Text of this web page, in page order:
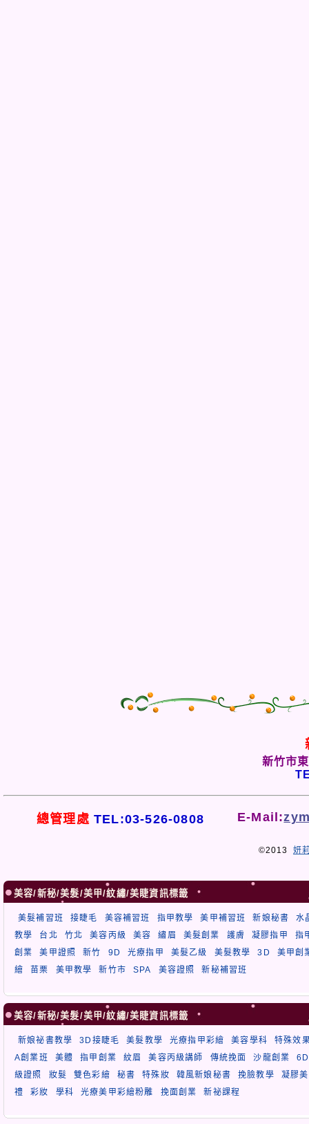
新竹市
總管理處 TEL:03-526-0808 E-Mail:
©2013 妍
美容/新秘/美髮/美甲/紋繡/美睫資訊標籤
美髮補習班 接睫毛 美容補習班 指甲教學 美甲補習班 新娘秘書
水
教學
台北 竹北 美容丙級 美容 繡眉 美髮創業 護膚 凝膠指甲
指
創業
美甲證照 新竹 9D 光療指甲 美髮乙級 美髮教學 3D
美甲創
繪
苗栗 美甲教學 新竹市 SPA 美容證照 新秘補習班
美容/新秘/美髮/美甲/紋繡/美睫資訊標籤
新娘祕書教學 3D接睫毛 美髮教學 光療指甲彩繪 美容學科
特殊效
A創業班
美體 指甲創業 紋眉 美容丙級講師 傳統挽面 沙龍創業
級證照
妝髮 雙色彩繪 秘書 特殊妝 韓風新娘秘書 挽臉教學
凝膠
禮
彩妝 學科 光療美甲彩繪粉雕 挽面創業 新祕課程